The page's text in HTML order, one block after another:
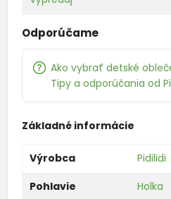
Odporúčame
Ako vybrať detské
Tipy a odporúčania od
Základné informácie
Výrobca
Pidilidi
Pohlavie
Holka